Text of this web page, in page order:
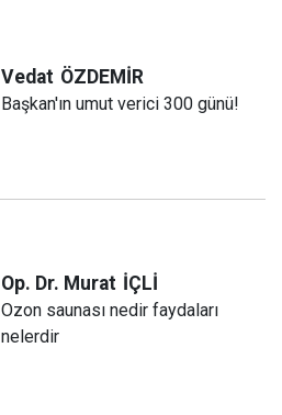
Vedat ÖZDEMİR
Başkan'ın umut verici 300 günü!
Op. Dr. Murat İÇLİ
Ozon saunası nedir faydaları
nelerdir